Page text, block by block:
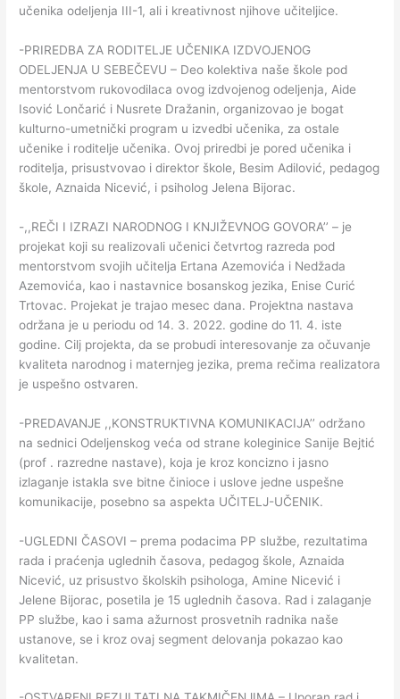
učenika odeljenja III-1, ali i kreativnost njihove učiteljice.
-PRIREDBA ZA RODITELJE UČENIKA IZDVOJENOG
ODELJENJA U SEBEČEVU – Deo kolektiva naše škole pod
mentorstvom rukovodilaca ovog izdvojenog odeljenja, Aide
Isović Lončarić i Nusrete Dražanin, organizovao je bogat
kulturno-umetnički program u izvedbi učenika, za ostale
učenike i roditelje učenika. Ovoj priredbi je pored učenika i
roditelja, prisustvovao i direktor škole, Besim Adilović, pedagog
škole, Aznaida Nicević, i psiholog Jelena Bijorac.
-,,REČI I IZRAZI NARODNOG I KNJIŽEVNOG GOVORA’’ – je
projekat koji su realizovali učenici četvrtog razreda pod
mentorstvom svojih učitelja Ertana Azemovića i Nedžada
Azemovića, kao i nastavnice bosanskog jezika, Enise Curić
Trtovac. Projekat je trajao mesec dana. Projektna nastava
održana je u periodu od 14. 3. 2022. godine do 11. 4. iste
godine. Cilj projekta, da se probudi interesovanje za očuvanje
kvaliteta narodnog i maternjeg jezika, prema rečima realizatora
je uspešno ostvaren.
-PREDAVANJE ,,KONSTRUKTIVNA KOMUNIKACIJA’’ održano
na sednici Odeljenskog veća od strane koleginice Sanije Bejtić
(prof . razredne nastave), koja je kroz koncizno i jasno
izlaganje istakla sve bitne činioce i uslove jedne uspešne
komunikacije, posebno sa aspekta UČITELJ-UČENIK.
-UGLEDNI ČASOVI – prema podacima PP službe, rezultatima
rada i praćenja uglednih časova, pedagog škole, Aznaida
Nicević, uz prisustvo školskih psihologa, Amine Nicević i
Jelene Bijorac, posetila je 15 uglednih časova. Rad i zalaganje
PP službe, kao i sama ažurnost prosvetnih radnika naše
ustanove, se i kroz ovaj segment delovanja pokazao kao
kvalitetan.